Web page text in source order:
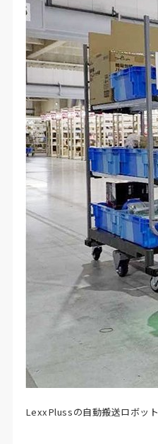
LexxPlussの自動搬送ロボット